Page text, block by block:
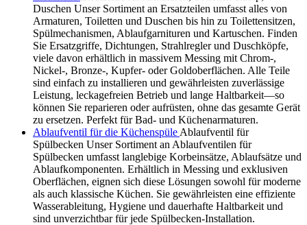
Duschen Unser Sortiment an Ersatzteilen umfasst alles von
Armaturen, Toiletten und Duschen bis hin zu Toilettensitzen,
Spülmechanismen, Ablaufgarnituren und Kartuschen. Finden
Sie Ersatzgriffe, Dichtungen, Strahlregler und Duschköpfe,
viele davon erhältlich in massivem Messing mit Chrom-,
Nickel-, Bronze-, Kupfer- oder Goldoberflächen. Alle Teile
sind einfach zu installieren und gewährleisten zuverlässige
Leistung, leckagefreien Betrieb und lange Haltbarkeit—so
können Sie reparieren oder aufrüsten, ohne das gesamte Gerät
zu ersetzen. Perfekt für Bad- und Küchenarmaturen.
Ablaufventil für die Küchenspüle Ablaufventil für
Spülbecken Unser Sortiment an Ablaufventilen für
Spülbecken umfasst langlebige Korbeinsätze, Ablaufsätze und
Ablaufkomponenten. Erhältlich in Messing und exklusiven
Oberflächen, eignen sich diese Lösungen sowohl für moderne
als auch klassische Küchen. Sie gewährleisten eine effiziente
Wasserableitung, Hygiene und dauerhafte Haltbarkeit und
sind unverzichtbar für jede Spülbecken-Installation.